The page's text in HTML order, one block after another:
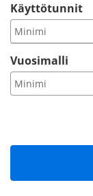
Käyttötunnit
Vuosimalli